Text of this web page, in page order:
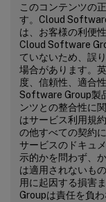
このコンテンツの
す。Cloud
は、お客様の利便
Cloud Software
ていないため、誤
場合があります。
度、信頼性、適合
Software Group製
ンツとの整合性に
はサービス利用規
の他すべての契約
サービスのドキュ
示的かを問わず、
は適用されないも
用に起因する損害
Groupは責任を負わ